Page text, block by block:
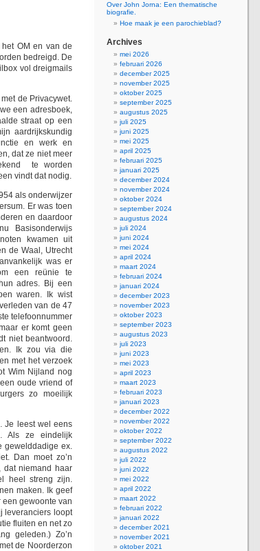
OM en van de
bedreigd. De
vol dreigmails
de Privacywet.
een adresboek,
straat op een
aardrijkskundig
en werk en
dat ze niet meer
te worden
vindt dat nodig.
als onderwijzer
Er was toen
en daardoor
Basisonderwijs
kwamen uit
de Waal, Utrecht
was er
een reünie te
adres. Bij een
waren. Ik wist
van de 47
telefoonnummer
er komt geen
niet beantwoord.
Ik zou via die
met het verzoek
Wim Nijland nog
oude vriend of
zo moeilijk
Je leest wel eens
Als ze eindelijk
gewelddadige ex.
Dan moet zo’n
dat niemand haar
heel streng zijn.
maken. Ik geef
gewoonte van
leveranciers loopt
fluiten en net zo
geleden.) Zo’n
de Noorderzon
Over John Jorna: Een thematische
biografie.
Hoe maak je een parochieblad?
Archives
mei 2026
februari 2026
december 2025
november 2025
oktober 2025
september 2025
augustus 2025
juli 2025
juni 2025
mei 2025
april 2025
februari 2025
januari 2025
december 2024
november 2024
oktober 2024
september 2024
augustus 2024
juli 2024
juni 2024
mei 2024
april 2024
maart 2024
februari 2024
januari 2024
december 2023
november 2023
oktober 2023
september 2023
augustus 2023
juli 2023
juni 2023
mei 2023
april 2023
maart 2023
februari 2023
januari 2023
december 2022
november 2022
oktober 2022
september 2022
augustus 2022
juli 2022
juni 2022
mei 2022
april 2022
maart 2022
februari 2022
januari 2022
december 2021
november 2021
oktober 2021